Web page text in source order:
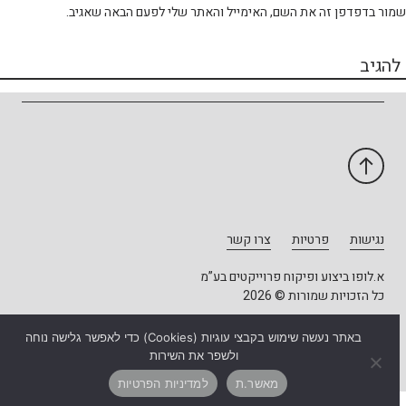
בדפדפן זה את השם, האימייל והאתר שלי לפעם הבאה שאגיב.
נגישות פרטיות
צרו קשר
א.לופו ביצוע ופיקוח פרוייקטים בע”מ
כל הזכויות שמורות © 2026
עיצוב - יונתן דוד
פיתוח: אטי הדר
באתר נעשה שימוש בקבצי עוגיות (Cookies) כדי לאפשר גלישה נוחה
ולשפר את השירות
מאשר.ת
למדיניות הפרטיות